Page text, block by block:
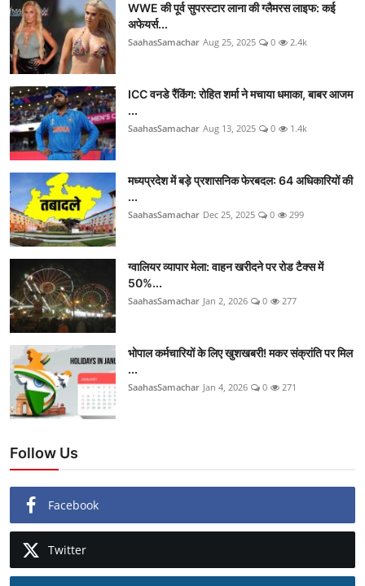
WWE की पूर्व सुपरस्टार लाना की ग्लैमरस लाइफ: कई
अफेयर्स...
SaahasSamachar Aug 25, 2025 0 2.4k
ICC वनडे रैंकिंग: रोहित शर्मा ने मचाया धमाका, बाबर आजम
...
SaahasSamachar Aug 13, 2025 0 1.4k
मध्यप्रदेश में बड़े प्रशासनिक फेरबदल: 64 अधिकारियों की
...
SaahasSamachar Dec 25, 2025 0 299
ग्वालियर व्यापार मेला: वाहन खरीदने पर रोड टैक्स में
50%...
SaahasSamachar Jan 2, 2026 0 277
भोपाल कर्मचारियों के लिए खुशखबरी! मकर संक्रांति पर मिल
...
SaahasSamachar Jan 4, 2026 0 271
Follow Us
Facebook
Twitter